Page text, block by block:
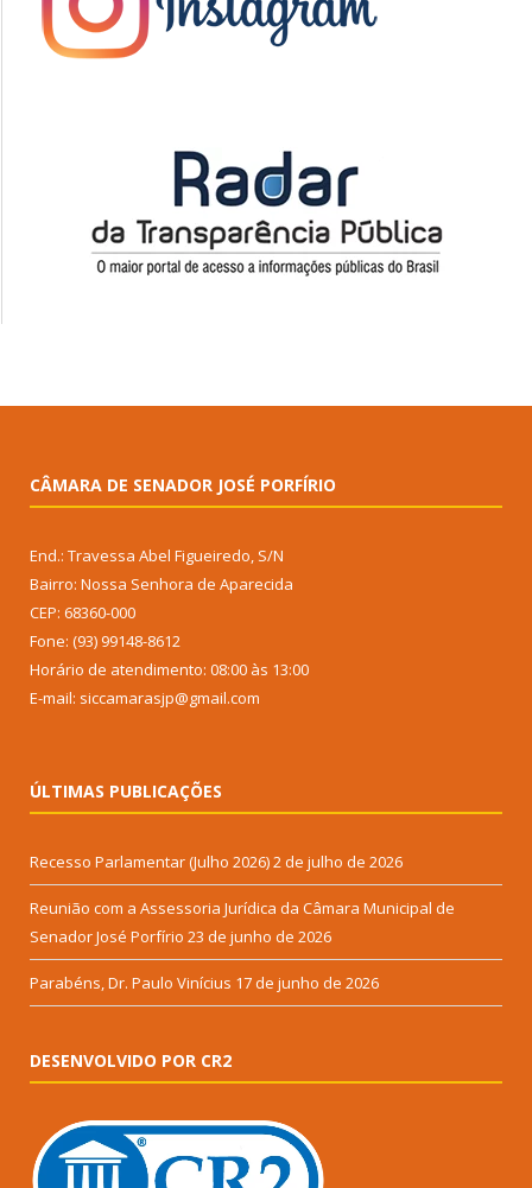
CÂMARA DE SENADOR JOSÉ PORFÍRIO
End.: Travessa Abel Figueiredo, S/N
Bairro: Nossa Senhora de Aparecida
CEP: 68360-000
Fone: (93) 99148-8612
Horário de atendimento: 08:00 às 13:00
E-mail: siccamarasjp@gmail.com
ÚLTIMAS PUBLICAÇÕES
Recesso Parlamentar (Julho 2026)2 de julho de 2026
Reunião com a Assessoria Jurídica da Câmara Municipal de
Senador José Porfírio 23 de junho de 2026
Parabéns, Dr. Paulo Vinícius 17 de junho de 2026
DESENVOLVIDO POR CR2